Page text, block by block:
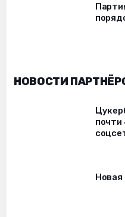
НОВОСТИ
почти
Новая